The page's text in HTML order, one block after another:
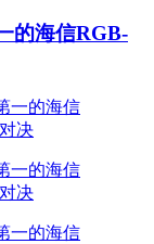
的海信RGB-